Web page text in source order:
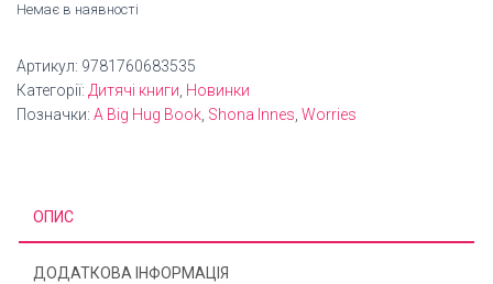
Немає в наявності
Артикул: 9781760683535
Категорії: Дитячі книги, Новинки
Позначки: A Big Hug Book, Shona Innes, Worries
ОПИС
ДОДАТКОВА ІНФОРМАЦІЯ